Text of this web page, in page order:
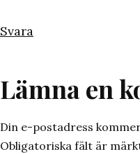
Svara
Lämna en
Din e-postadress
Obligatoriska fält är